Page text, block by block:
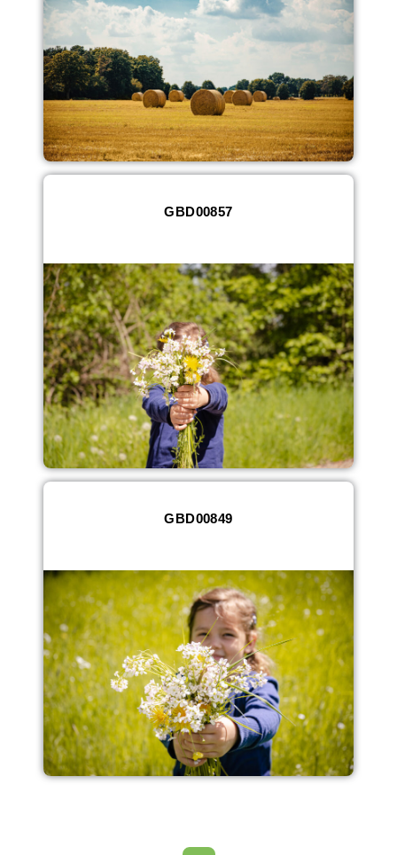
GBD00857
GBD00849